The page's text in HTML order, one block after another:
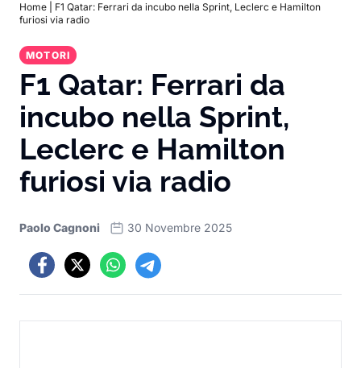
Home
F1 Qatar: Ferrari da incubo nella Sprint, Leclerc e Hamilton
furiosi via radio
MOTORI
F1 Qatar: Ferrari da
incubo nella Sprint,
Leclerc e Hamilton
furiosi via radio
Paolo Cagnoni 30 Novembre 2025